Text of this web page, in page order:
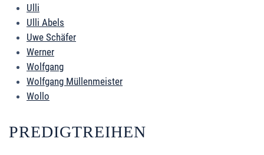
Ulli
Ulli Abels
Uwe Schäfer
Werner
Wolfgang
Wolfgang Müllenmeister
Wollo
PREDIGTREIHEN